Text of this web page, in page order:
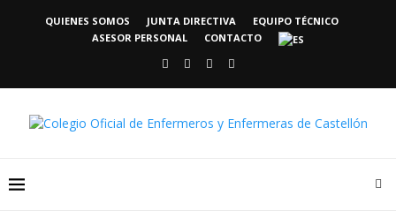
QUIENES SOMOS JUNTA DIRECTIVA
EQUIPO TÉCNICO
ASESOR PERSONAL
CONTACTO